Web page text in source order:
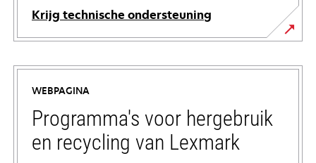
Krijg technische ondersteuning
opens
in
new
tab
WEBPAGINA
Programma's voor hergebruik
en recycling van Lexmark